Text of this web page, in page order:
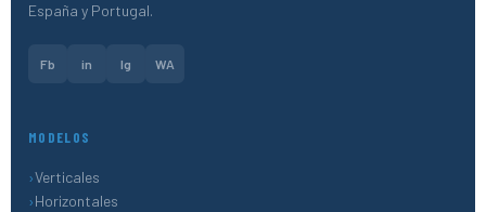
España y Portugal.
Fb in Ig WA
MODELOS
Verticales
Horizontales